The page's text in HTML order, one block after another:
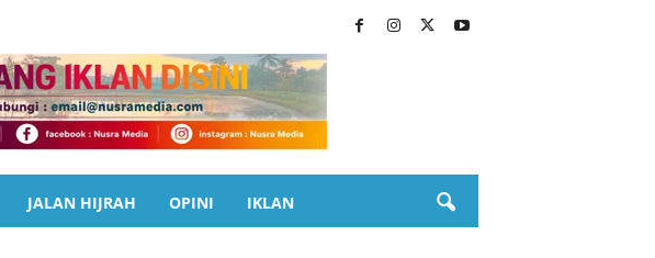
JALAN HIJRAH OPINI IKLAN